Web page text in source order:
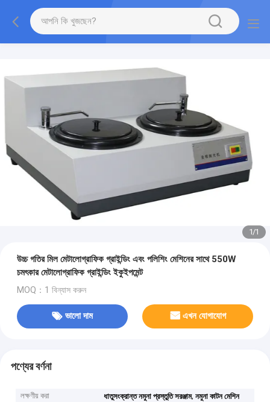
1/1
উচ্চ গতির মিল মেটালোগ্রাফিক গ্রাইন্ডিং এবং পলিশিং মেশিনের সাথে 550W
চমৎকার মেটালোগ্রাফিক গ্রাইন্ডিং ইকুইপমেন্ট
MOQ：1 বিন্যাস করুন
ভালো দাম এখন যোগাযোগ
পণ্যের বর্ণনা
লক্ষণীয় করা ধাতুসংক্রান্ত নমুনা প্রস্তুতি সরঞ্জাম,নমুনা কাটন মেশিন